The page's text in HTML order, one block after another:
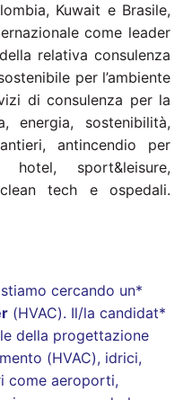
Kuwait e Brasile,
come leader
relativa consulenza
per l’ambiente
di consulenza per la
energia, sostenibilità,
antincendio per
sport&leisure,
tech e ospedali.
cercando un*
(HVAC). Il/la candidat*
della progettazione
(HVAC), idrici,
come aeroporti,